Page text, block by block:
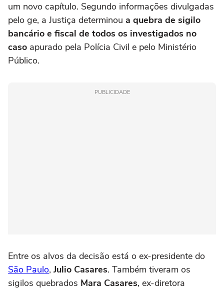
um novo capítulo. Segundo informações divulgadas
pelo ge, a Justiça determinou a quebra de sigilo
bancário e fiscal de todos os investigados no
caso apurado pela Polícia Civil e pelo Ministério
Público.
PUBLICIDADE
Entre os alvos da decisão está o ex-presidente do
São Paulo, Julio Casares. Também tiveram os
sigilos quebrados Mara Casares, ex-diretora